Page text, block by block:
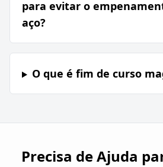
para evitar o
aço?
O que é fim de curso
Precisa de Ajuda